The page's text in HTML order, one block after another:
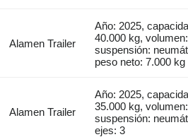
Alamen Trailer
Año: 2025,
40.000 kg,
suspensión:
peso neto: 7.000 kg
Alamen Trailer
Año: 2025,
35.000 kg,
suspensión:
ejes: 3